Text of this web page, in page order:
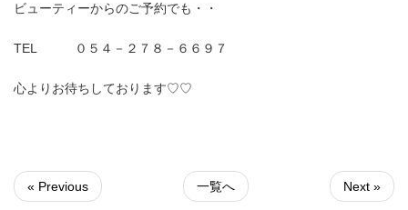
ビューティーからのご予約でも・・
TEL ０５４－２７８－６６９７
心よりお待ちしております♡♡
« Previous 一覧へ Next »